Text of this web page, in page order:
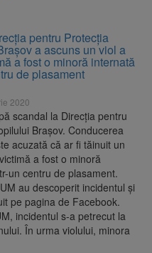
pentru Protecția
a ascuns un viol a
a fost o minoră internată
de plasament
2020
scandal la Direcția pentru
Brașov. Conducerea
acuzată că ar fi tăinuit un
a fost o minoră
un centru de plasament.
au descoperit incidentul și
pe pagina de Facebook.
incidentul s-a petrecut la
În urma violului, minora